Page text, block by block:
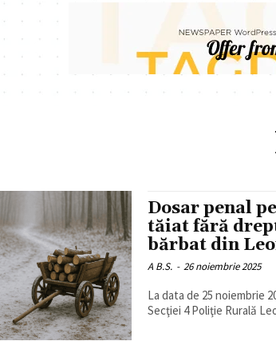
Dosar penal
tăiat fără
bărbat din
A B.S. - 26 noiembrie 2025
La data de 25 noiembrie
Secţiei 4 Poliţie Rurală